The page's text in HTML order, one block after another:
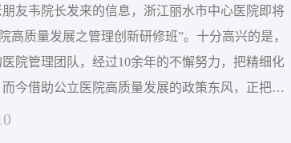
友韦院长发来的信息，浙江丽水市中心医院即将
高质量发展之管理创新研修班”。十分高兴的是，
院管理团队，经过10余年的不懈努力，把精细化
今借助公立医院高质量发展的政策东风，正把业
之道传播于中华大地，让大医精诚更有了一个管